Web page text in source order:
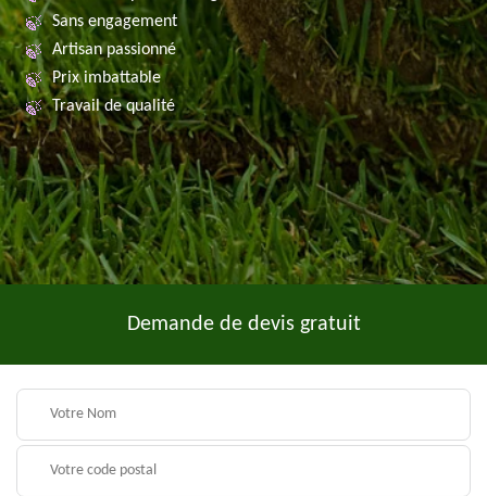
Sans engagement
Artisan passionné
Prix imbattable
Travail de qualité
Demande de devis gratuit